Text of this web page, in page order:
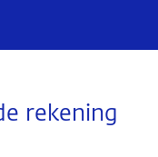
rekening